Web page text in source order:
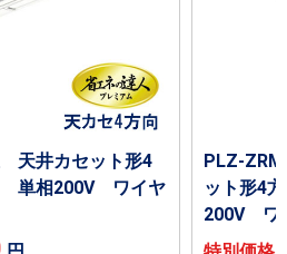
天井カセット形4
単相200V ワイヤ
PLZ-
ット形4
200V ワ